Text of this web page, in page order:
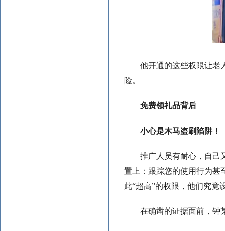
他开通的这些权限让老
险。
免费领礼品背后
小心是木马盗刷陷阱！
推广人员有耐心，自己
置上：跟踪您的使用行为甚
此“超高”的权限，他们究竟
在确凿的证据面前，钟